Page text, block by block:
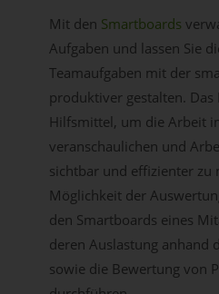
Mit den Smartboards
Aufgaben und lassen Sie
Teamaufgaben mit der
produktiver gestalten. Das
Hilfsmittel, um die Arbeit
veranschaulichen und
sichtbar und effizienter zu
Möglichkeit der
den Smartboards eines
deren Auslastung anhand
sowie die Bewertung von